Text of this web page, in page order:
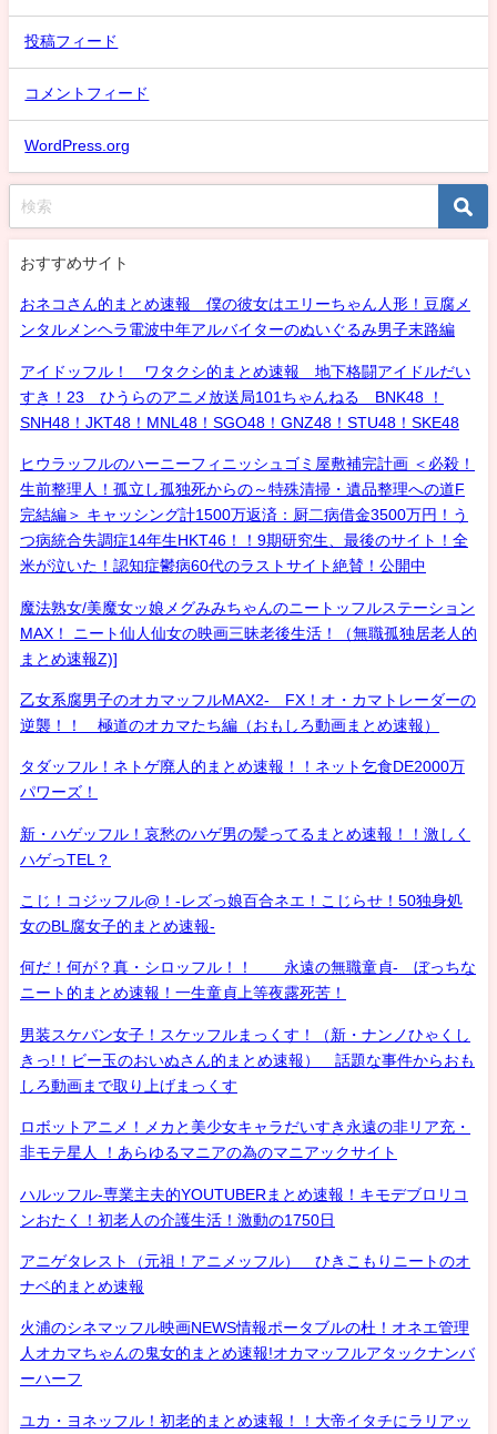
投稿フィード
コメントフィード
WordPress.org
おすすめサイト
おネコさん的まとめ速報 僕の彼女はエリーちゃん人形！豆腐メ
ンタルメンヘラ電波中年アルバイターのぬいぐるみ男子末路編
アイドッフル！ ワタクシ的まとめ速報 地下格闘アイドルだい
すき！23 ひうらのアニメ放送局101ちゃんねる BNK48 ！
SNH48！JKT48！MNL48！SGO48！GNZ48！STU48！SKE48
ヒウラッフルのハーニーフィニッシュゴミ屋敷補完計画 ＜必殺！
生前整理人！孤立し孤独死からの～特殊清掃・遺品整理への道F
完結編＞ キャッシング計1500万返済：厨二病借金3500万円！う
つ病統合失調症14年生HKT46！！9期研究生、最後のサイト！全
米が泣いた！認知症鬱病60代のラストサイト絶賛！公開中
魔法熟女/美魔女ッ娘メグみみちゃんのニートッフルステーション
MAX！ ニート仙人仙女の映画三昧老後生活！（無職孤独居老人的
まとめ速報Z)]
乙女系腐男子のオカマッフルMAX2- FX！オ・カマトレーダーの
逆襲！！ 極道のオカマたち編（おもしろ動画まとめ速報）
タダッフル！ネトゲ廃人的まとめ速報！！ネット乞食DE2000万
パワーズ！
新・ハゲッフル！哀愁のハゲ男の髪ってるまとめ速報！！激しく
ハゲっTEL？
こじ！コジッフル@！-レズっ娘百合ネエ！こじらせ！50独身処
女のBL腐女子的まとめ速報-
何だ！何が？真・シロッフル！！ 永遠の無職童貞- ぼっちな
ニート的まとめ速報！一生童貞上等夜露死苦！
男装スケバン女子！スケッフルまっくす！（新・ナンノひゃくし
きっ!！ビー玉のおいぬさん的まとめ速報） 話題な事件からおも
しろ動画まで取り上げまっくす
ロボットアニメ！メカと美少女キャラだいすき永遠の非リア充・
非モテ星人 ！あらゆるマニアの為のマニアックサイト
ハルッフル-専業主夫的YOUTUBERまとめ速報！キモデブロリコ
ンおたく！初老人の介護生活！激動の1750日
アニゲタレスト（元祖！アニメッフル） ひきこもりニートのオ
ナベ的まとめ速報
火浦のシネマッフル映画NEWS情報ポータブルの杜！オネエ管理
人オカマちゃんの鬼女的まとめ速報!オカマッフルアタックナンバ
ーハーフ
ユカ・ヨネッフル！初老的まとめ速報！！大帝イタチにラリアッ